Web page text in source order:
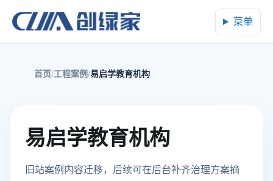
菜单
首页 工程案例 易启学教育机构
易启学教育机构
旧站案例内容迁移，后续可在后台补齐治理方案摘